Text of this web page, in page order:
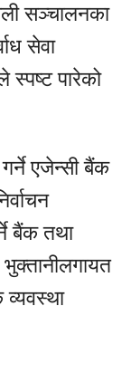
सञ्चालनका
सेवा
स्पष्ट पारेको
एजेन्सी बैंक
बैंक तथा
भुक्तानीलगायत